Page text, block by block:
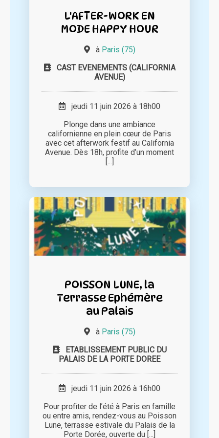
L'AFTER-WORK EN
MODE HAPPY HOUR
à Paris (75)
CAST EVENEMENTS (CALIFORNIA
AVENUE)
jeudi 11 juin 2026 à 18h00
Plonge dans une ambiance
californienne en plein cœur de Paris
avec cet afterwork festif au California
Avenue. Dès 18h, profite d’un moment
[...]
POISSON LUNE, la
Terrasse Ephémère
au Palais
à Paris (75)
ETABLISSEMENT PUBLIC DU
PALAIS DE LA PORTE DOREE
jeudi 11 juin 2026 à 16h00
Pour profiter de l’été à Paris en famille
ou entre amis, rendez-vous au Poisson
Lune, terrasse estivale du Palais de la
Porte Dorée, ouverte du [...]